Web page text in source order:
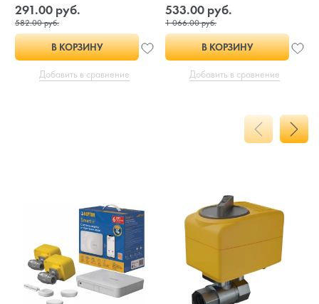
291.00 руб.
582.00 руб.
В КОРЗИНУ
Добавить в сравнение
533.00 руб.
1 066.00 руб.
В КОРЗИНУ
Добавить в сравнение